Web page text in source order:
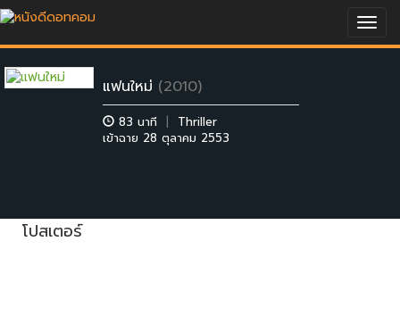
แฟนใหม่ (2010)
83 นาที |
Thriller
เข้าฉาย 28 ตุลาคม 2553
โปสเตอร์